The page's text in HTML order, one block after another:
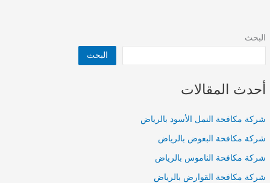
البحث
البحث
أحدث المقالات
شركة مكافحة النمل الأسود بالرياض
شركة مكافحة البعوض بالرياض
شركة مكافحة الناموس بالرياض
شركة مكافحة القوارض بالرياض